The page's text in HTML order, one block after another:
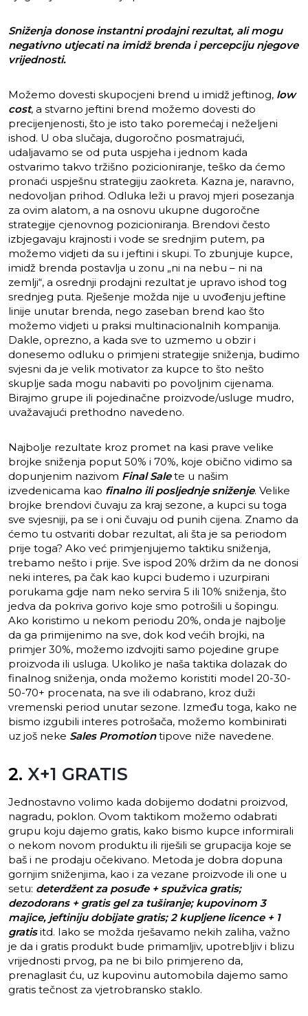
Sniženja donose instantni prodajni rezultat, ali mogu
negativno utjecati na imidž brenda i percepciju njegove
vrijednosti.
Možemo dovesti skupocjeni brend u imidž jeftinog, low
cost, a stvarno jeftini brend možemo dovesti do
precijenjenosti, što je isto tako poremećaj i neželjeni
ishod. U oba slučaja, dugoročno posmatrajući,
udaljavamo se od puta uspjeha i jednom kada
ostvarimo takvo tržišno pozicioniranje, teško da ćemo
pronaći uspješnu strategiju zaokreta. Kazna je, naravno,
nedovoljan prihod. Odluka leži u pravoj mjeri posezanja
za ovim alatom, a na osnovu ukupne dugoročne
strategije cjenovnog pozicioniranja. Brendovi često
izbjegavaju krajnosti i vode se srednjim putem, pa
možemo vidjeti da su i jeftini i skupi. To zbunjuje kupce,
imidž brenda postavlja u zonu „ni na nebu – ni na
zemlji“, a osrednji prodajni rezultat je upravo ishod tog
srednjeg puta. Rješenje možda nije u uvođenju jeftine
linije unutar brenda, nego zaseban brend kao što
možemo vidjeti u praksi multinacionalnih kompanija.
Dakle, oprezno, a kada sve to uzmemo u obzir i
donesemo odluku o primjeni strategije sniženja, budimo
svjesni da je velik motivator za kupce to što nešto
skuplje sada mogu nabaviti po povoljnim cijenama.
Birajmo grupe ili pojedinačne proizvode/usluge mudro,
uvažavajući prethodno navedeno.
Najbolje rezultate kroz promet na kasi prave velike
brojke sniženja poput 50% i 70%, koje obično vidimo sa
dopunjenim nazivom Final Salete u našim
izvedenicama kao finalno ili posljednje sniženje. Velike
brojke brendovi čuvaju za kraj sezone, a kupci su toga
sve svjesniji, pa se i oni čuvaju od punih cijena. Znamo da
ćemo tu ostvariti dobar rezultat, ali šta je sa periodom
prije toga? Ako već primjenjujemo taktiku sniženja,
trebamo nešto i prije. Sve ispod 20% držim da ne donosi
neki interes, pa čak kao kupci budemo i uzurpirani
porukama gdje nam neko servira 5 ili 10% sniženja, što
jedva da pokriva gorivo koje smo potrošili u šopingu.
Ako koristimo u nekom periodu 20%, onda je najbolje
da ga primijenimo na sve, dok kod većih brojki, na
primjer 30%, možemo izdvojiti samo pojedine grupe
proizvoda ili usluga. Ukoliko je naša taktika dolazak do
finalnog sniženja, onda možemo koristiti model 20-30-
50-70+ procenata, na sve ili odabrano, kroz duži
vremenski period unutar sezone. Između toga, kako ne
bismo izgubili interes potrošača, možemo kombinirati
uz još neke Sales Promotiontipove niže navedene.
2. X+1 GRATIS
Jednostavno volimo kada dobijemo dodatni proizvod,
nagradu, poklon. Ovom taktikom možemo odabrati
grupu koju dajemo gratis, kako bismo kupce informirali
o nekom novom produktu ili riješili se grupacija koje se
baš i ne prodaju očekivano. Metoda je dobra dopuna
gornjim sniženjima, kao i za vezane proizvode ili one u
setu: deterdžent za posuđe + spužvica gratis;
dezodorans + gratis gel za tuširanje; kupovinom 3
majice, jeftiniju dobijate gratis; 2 kupljene licence + 1
gratisitd. Iako se možda rješavamo nekih zaliha, važno
je da i gratis produkt bude primamljiv, upotrebljiv i blizu
vrijednosti prvog, pa ne bi bilo primjereno da,
prenaglasit ću, uz kupovinu automobila dajemo samo
gratis tečnost za vjetrobransko staklo.